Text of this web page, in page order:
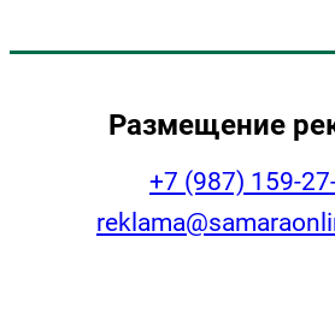
Размещение
+7 (987) 159-